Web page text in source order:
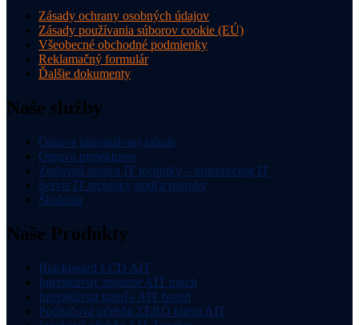
Zásady ochrany osobných údajov
Zásady používania súborov cookie (EÚ)
Všeobecné obchodné podmienky
Reklamačný formulár
Ďalšie dokumenty
Naše služby
Oprava interaktívnej tabule
Oprava projektorov
Zmluvná správa IT techniky – outsourcing IT
Servis IT techniky podľa potreby
Školenia
Naše Produkty
Blackboard LCD AIT
Interaktívny monitor AIT touch
Interaktívna tabuľa AIT board
Počítačová učebňa ZERO klient AIT